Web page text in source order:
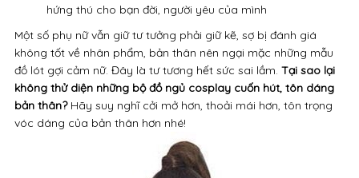
hứng thú cho bạn đời, người yêu của mình
Một số phụ nữ vẫn giữ tư tưởng phải giữ kẽ, sợ bị đánh giá
không tốt về nhân phẩm, bản thân nên ngại mặc những mẫu
đồ lót gợi cảm nữ. Đây là tư tương hết sức sai lầm. Tại sao lại
không thử diện những bộ đồ ngủ cosplay cuốn hút, tôn dáng
bản thân?Hãy suy nghĩ cởi mở hơn, thoải mái hơn, tôn trọng
vóc dáng của bản thân hơn nhé!